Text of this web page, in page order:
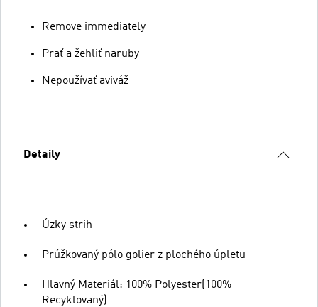
Remove immediately
Prať a žehliť naruby
Nepoužívať aviváž
Detaily
Úzky strih
Prúžkovaný pólo golier z plochého úpletu
Hlavný Materiál: 100% Polyester(100%
Recyklovaný)